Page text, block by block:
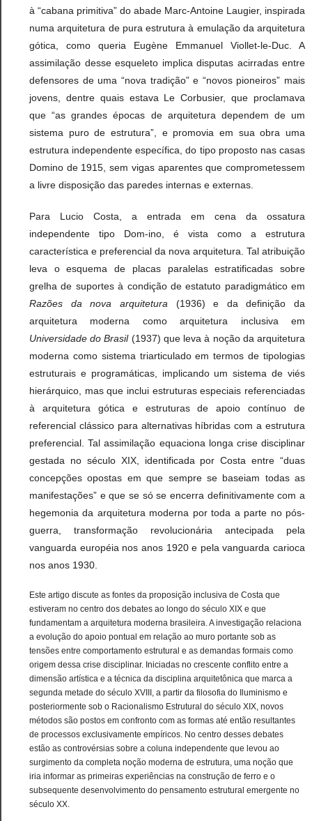
à “cabana primitiva” do abade Marc-Antoine Laugier, inspirada
numa arquitetura de pura estrutura à emulação da arquitetura
gótica, como queria Eugène Emmanuel Viollet-le-Duc. A
assimilação desse esqueleto implica disputas acirradas entre
defensores de uma “nova tradição” e “novos pioneiros” mais
jovens, dentre quais estava Le Corbusier, que proclamava
que “as grandes épocas de arquitetura dependem de um
sistema puro de estrutura”, e promovia em sua obra uma
estrutura independente específica, do tipo proposto nas casas
Domino de 1915, sem vigas aparentes que comprometessem
a livre disposição das paredes internas e externas.
Para Lucio Costa, a entrada em cena da ossatura
independente tipo Dom-ino, é vista como a estrutura
característica e preferencial da nova arquitetura. Tal atribuição
leva o esquema de placas paralelas estratificadas sobre
grelha de suportes à condição de estatuto paradigmático em
Razões da nova arquitetura (1936) e da definição da
arquitetura moderna como arquitetura inclusiva em
Universidade do Brasil(1937) que leva à noção da arquitetura
moderna como sistema triarticulado em termos de tipologias
estruturais e programáticas, implicando um sistema de viés
hierárquico, mas que inclui estruturas especiais referenciadas
à arquitetura gótica e estruturas de apoio contínuo de
referencial clássico para alternativas híbridas com a estrutura
preferencial. Tal assimilação equaciona longa crise disciplinar
gestada no século XIX, identificada por Costa entre “duas
concepções opostas em que sempre se baseiam todas as
manifestações” e que se só se encerra definitivamente com a
hegemonia da arquitetura moderna por toda a parte no pós-
guerra, transformação revolucionária antecipada pela
vanguarda européia nos anos 1920 e pela vanguarda carioca
nos anos 1930.
Este artigo discute as fontes da proposição inclusiva de Costa que
estiveram no centro dos debates ao longo do século XIX e que
fundamentam a arquitetura moderna brasileira. A investigação relaciona
a evolução do apoio pontual em relação ao muro portante sob as
tensões entre comportamento estrutural e as demandas formais como
origem dessa crise disciplinar. Iniciadas no crescente conflito entre a
dimensão artística e a técnica da disciplina arquitetônica que marca a
segunda metade do século XVIII, a partir da filosofia do Iluminismo e
posteriormente sob o Racionalismo Estrutural do século XIX, novos
métodos são postos em confronto com as formas até então resultantes
de processos exclusivamente empíricos. No centro desses debates
estão as controvérsias sobre a coluna independente que levou ao
surgimento da completa noção moderna de estrutura, uma noção que
iria informar as primeiras experiências na construção de ferro e o
subsequente desenvolvimento do pensamento estrutural emergente no
século XX.